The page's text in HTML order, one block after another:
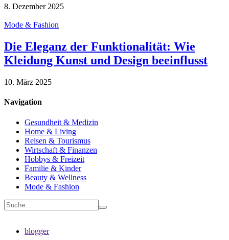
8. Dezember 2025
Mode & Fashion
Die Eleganz der Funktionalität: Wie
Kleidung Kunst und Design beeinflusst
10. März 2025
Navigation
Gesundheit & Medizin
Home & Living
Reisen & Tourismus
Wirtschaft & Finanzen
Hobbys & Freizeit
Familie & Kinder
Beauty & Wellness
Mode & Fashion
blogger